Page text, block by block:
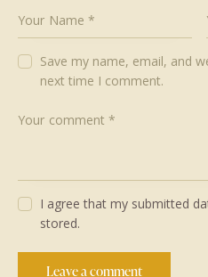
Save my name, email, and
next time I comment.
I agree that my submitted
stored.